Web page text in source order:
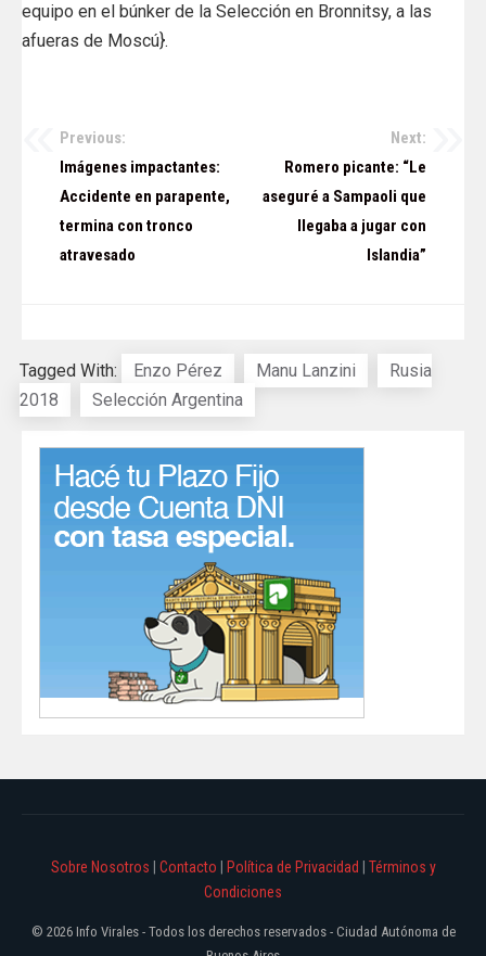
equipo en el búnker de la Selección en Bronnitsy, a las
afueras de Moscú}.
Navegación
entradas
Previous:
Imágenes impactantes:
Accidente en parapente,
termina con tronco
atravesado
Next:
Romero picante: “Le
aseguré a Sampaoli que
llegaba a jugar con
Islandia”
Tagged With: Enzo Pérez Manu Lanzini
Rusia
2018
Selección Argentina
Sobre Nosotros Contacto Política de Privacidad
Términos y
Condiciones
© 2026 Info Virales - Todos los derechos reservados - Ciudad Autónoma de